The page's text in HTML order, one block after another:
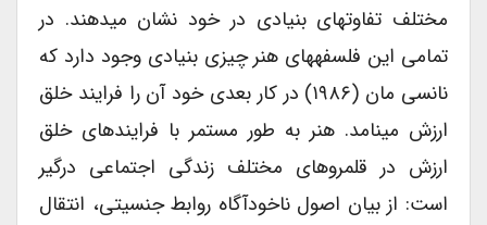
مختلف تفاوت­های بنیادی در خود نشان می­دهند. در
تمامی این فلسفه­های هنر چیزی بنیادی وجود دارد که
نانسی مان (۱۹۸۶) در کار بعدی خود آن را فرایند خلق
ارزش می­نامد. هنر به طور مستمر با فرایندهای خلق
ارزش در قلمروهای مختلف زندگی اجتماعی درگیر
است: از بیان اصول ناخودآگاه روابط جنسیتی، انتقال